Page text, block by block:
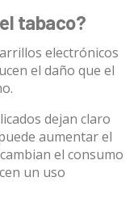
tabaco?
electrónicos
el daño que el
dejan claro
aumentar el
el consumo
un uso